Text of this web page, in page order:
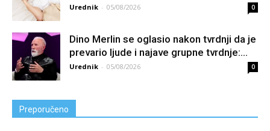
Urednik - 05/08/2026 0
Dino Merlin se oglasio nakon tvrdnji da je
prevario ljude i najave grupne tvrdnje:...
Urednik - 05/08/2026 0
Preporučeno